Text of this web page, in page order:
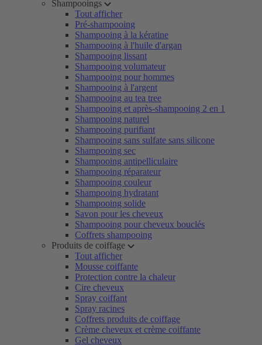
Shampooings
Tout afficher
Pré-shampooing
Shampooing à la kératine
Shampooing à l'huile d'argan
Shampooing lissant
Shampooing volumateur
Shampooing pour hommes
Shampooing à l'argent
Shampooing au tea tree
Shampooing et après-shampooing 2 en 1
Shampooing naturel
Shampooing purifiant
Shampooing sans sulfate sans silicone
Shampooing sec
Shampooing antipelliculaire
Shampooing réparateur
Shampooing couleur
Shampooing hydratant
Shampooing solide
Savon pour les cheveux
Shampooing pour cheveux bouclés
Coffrets shampooing
Produits de coiffage
Tout afficher
Mousse coiffante
Protection contre la chaleur
Cire cheveux
Spray coiffant
Spray racines
Coffrets produits de coiffage
Crème cheveux et crème coiffante
Gel cheveux